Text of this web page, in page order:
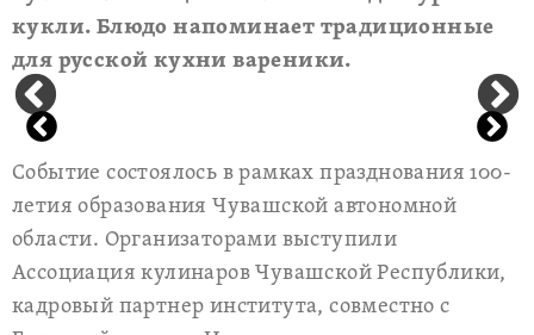
кукли. Блюдо напоминает традиционные
для русской кухни вареники.
Событие состоялось в рамках празднования 100-
летия образования Чувашской автономной
области. Организаторами выступили
Ассоциация кулинаров Чувашской Республики,
кадровый партнер института, совместно с